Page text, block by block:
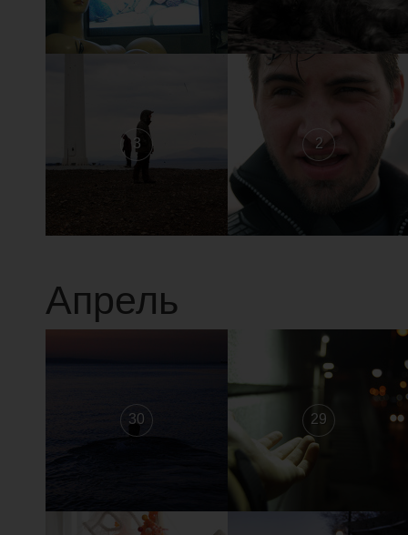
3 2
Апрель
30 29